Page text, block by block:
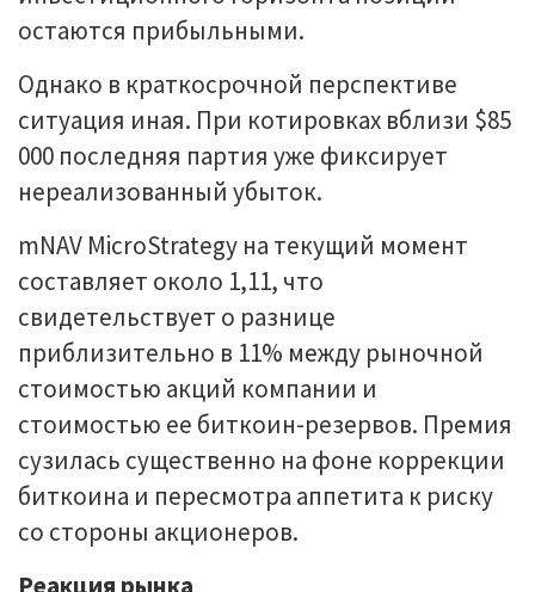
остаются прибыльными.
Однако в краткосрочной перспективе
ситуация иная. При котировках вблизи $85
000 последняя партия уже фиксирует
нереализованный убыток.
mNAV MicroStrategy на текущий момент
составляет около 1,11, что
свидетельствует о разнице
приблизительно в 11% между рыночной
стоимостью акций компании и
стоимостью ее биткоин-резервов. Премия
сузилась существенно на фоне коррекции
биткоина и пересмотра аппетита к риску
со стороны акционеров.
Реакция рынка